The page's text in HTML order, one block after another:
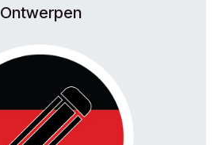
Ontwerpen